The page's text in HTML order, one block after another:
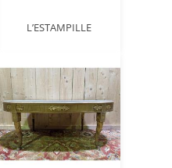
L’ESTAMPILLE